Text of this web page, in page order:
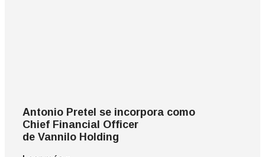
Antonio Pretel se incorpora como
Chief Financial Officer
de Vannilo Holding